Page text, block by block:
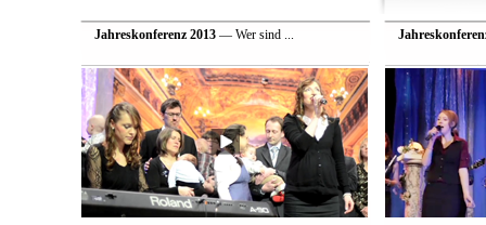
Jahreskonferenz 2013— Wer sind ...